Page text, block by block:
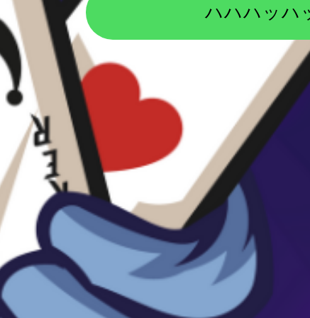
ハハハッハ